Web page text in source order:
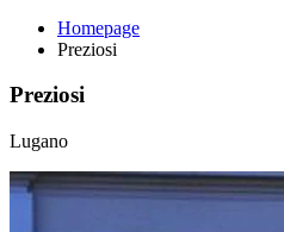
Homepage
Preziosi
Preziosi
Lugano